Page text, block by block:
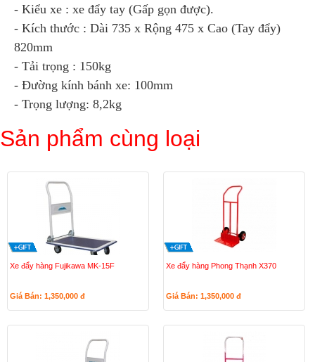
- Kiểu xe : xe đẩy tay (Gấp gọn được).
- Kích thước : Dài 735 x Rộng 475 x Cao (Tay đẩy)
820mm
- Tải trọng : 150kg
- Đường kính bánh xe: 100mm
- Trọng lượng: 8,2kg
Sản phẩm cùng loại
Xe đẩy hàng Fujikawa MK-15F
Giá Bán: 1,350,000 đ
Xe đẩy hàng Phong Thạnh X370
Giá Bán: 1,350,000 đ